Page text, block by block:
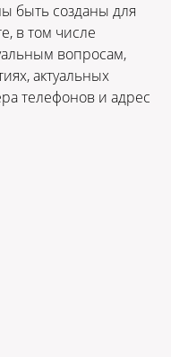
быть созданы для
в том числе
вопросам,
актуальных
телефонов и адрес